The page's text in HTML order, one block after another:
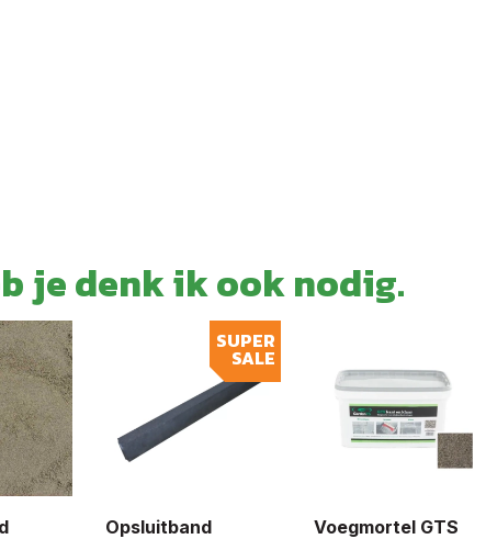
je denk ik ook nodig.
SUPER
SALE
Opsluitband
Voegmortel GTS